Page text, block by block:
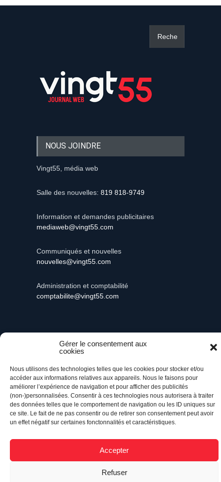
Gérer le consentement aux
cookies
Nous utilisons des technologies telles que les cookies pour stocker et/ou
accéder aux informations relatives aux appareils. Nous le faisons pour
améliorer l’expérience de navigation et pour afficher des publicités
(non-)personnalisées. Consentir à ces technologies nous autorisera à traiter
des données telles que le comportement de navigation ou les ID uniques sur
ce site. Le fait de ne pas consentir ou de retirer son consentement peut avoir
un effet négatif sur certaines fonctonnalités et caractéristiques.
Accepter
Refuser
NOUS JOINDRE
Vingt55, média web
Salle des nouvelles: 819 818-9749
Information et demandes publicitaires
mediaweb@vingt55.com
Communiqués et nouvelles
nouvelles@vingt55.com
Administration et comptabilité
comptabilite@vingt55.com
Vingt55©Propulsé par Versom VR - Tous droits
réservés.
Retour à l’accueil